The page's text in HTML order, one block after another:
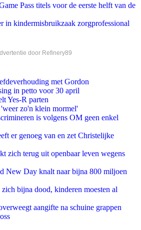
Pass titels voor de eerste helft van de
in kindermisbruikzaak zorgprofessional
door Refinery89
met Gordon
in petto voor 30 april
Yes-R parten
zo'n klein mormel'
is volgens OM geen enkel
er genoeg van en zet Christelijke
zich terug uit openbaar leven wegens
New Day knalt naar bijna 800 miljoen
bijna dood, kinderen moesten al
aangifte na schuine grappen